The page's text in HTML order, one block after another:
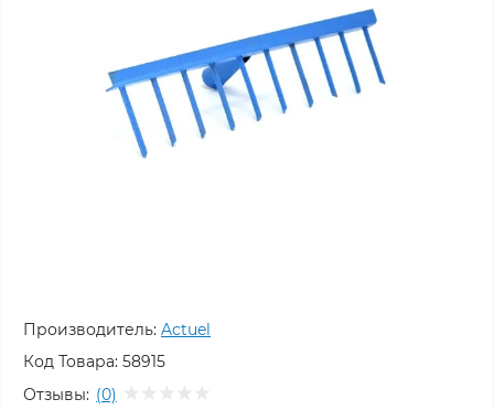
Производитель: Actuel
Код Товара: 58915
Отзывы: (0)